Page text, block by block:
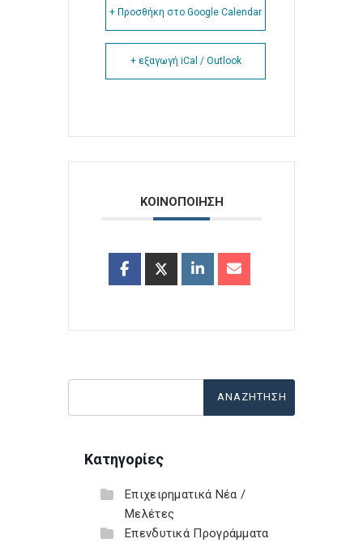
+ Προσθήκη στο Google Calendar
+ εξαγωγή iCal / Outlook
ΚΟΙΝΟΠΟΙΗΣΗ
Κατηγορίες
Επιχειρηματικά Νέα /
Μελέτες
Επενδυτικά Προγράμματα